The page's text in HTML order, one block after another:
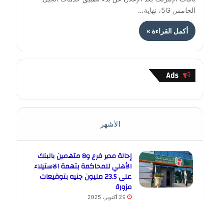
الخامس 5G، نهاية…
أكمل القراءة »
Ads
الأشهر
إحالة مدير فرع و8 متهمين بالبنك
الأهلي للمحاكمة بتهمة الاستيلاء
على 23.5 مليون جنيه بتوقيعات
مزورة
29 أكتوبر، 2025